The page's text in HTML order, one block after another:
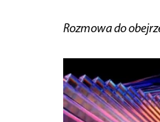
Rozmowa do